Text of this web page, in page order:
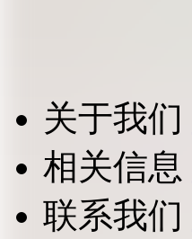
关于我们
相关信息
联系我们